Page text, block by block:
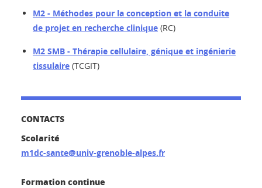
M2 - Méthodes pour la conception et la conduite
de projet en recherche clinique (RC)
M2 SMB - Thérapie cellulaire, génique et ingénierie
tissulaire (TCGIT)
CONTACTS
Scolarité
m1dc-sante@univ-grenoble-alpes.fr
Formation continue